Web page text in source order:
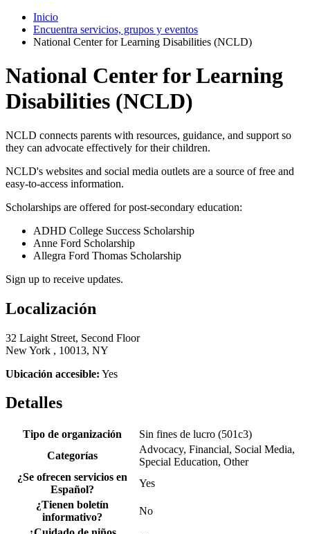
Inicio
Encuentra servicios, grupos y eventos
National Center for Learning Disabilities (NCLD)
National Center for Learning
Disabilities (NCLD)
NCLD connects parents with resources, guidance, and support so
they can advocate effectively for their children.
NCLD's websites and social media outlets are a source of free and
easy-to-access information.
Scholarships are offered for post-secondary education:
ADHD College Success Scholarship
Anne Ford Scholarship
Allegra Ford Thomas Scholarship
Sign up to receive updates.
Localización
32 Laight Street, Second Floor
New York , 10013, NY
Ubicación accesible: Yes
Detalles
Tipo de organización
Sin fines de lucro (501c3)
Categorías
Advocacy, Financial, Social Media,
Special Education, Other
¿Se ofrecen servicios en
Español?
Yes
¿Tienen boletín
informativo?
No